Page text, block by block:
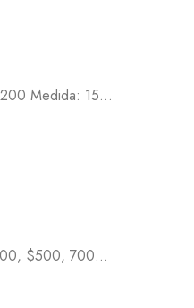
Medida: 15...
$500, 700...